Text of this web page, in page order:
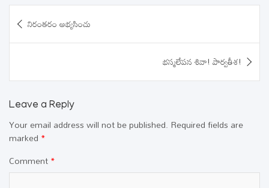
navigation
నిరంతరం అభ్యసించు
భస్మలేపన శివా! పార్వతీశ!
Leave a Reply
Your email address will not be published. Required fields are
marked *
Comment*